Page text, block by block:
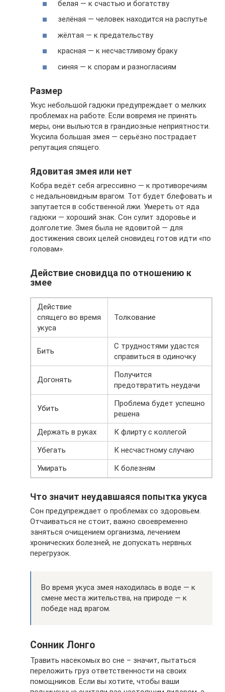
белая — к счастью и богатству
зелёная — человек находится на распутье
жёлтая — к предательству
красная — к несчастливому браку
синяя — к спорам и разногласиям
Размер
Укус небольшой гадюки предупреждает о мелких
проблемах на работе. Если вовремя не принять
меры, они выльются в грандиозные неприятности.
Укусила большая змея — серьёзно пострадает
репутация спящего.
Ядовитая змея или нет
Кобра ведёт себя агрессивно — к противоречиям
с недальновидным врагом. Тот будет блефовать и
запутается в собственной лжи. Умереть от яда
гадюки — хороший знак. Сон сулит здоровье и
долголетие. Змея была не ядовитой — для
достижения своих целей сновидец готов идти «по
головам».
Действие сновидца по отношению к
змее
Действие
спящего во время
укуса
Толкование
Бить
С трудностями удастся
справиться в одиночку
Догонять
Получится
предотвратить неудачи
Убить
Проблема будет успешно
решена
Держать в руках
К флирту с коллегой
Убегать
К несчастному случаю
Умирать
К болезням
Что значит неудавшаяся попытка укуса
Сон предупреждает о проблемах со здоровьем.
Отчаиваться не стоит, важно своевременно
заняться очищением организма, лечением
хронических болезней, не допускать нервных
перегрузок.
Во время укуса змея находилась в воде — к
смене места жительства, на природе — к
победе над врагом.
Сонник Лонго
Травить насекомых во сне – значит, пытаться
переложить груз ответственности на своих
помощников. Если вы хотите, чтобы ваши